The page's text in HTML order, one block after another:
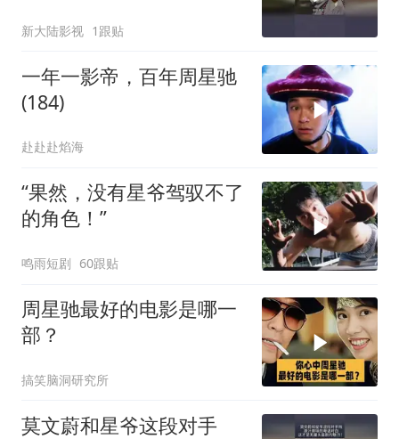
新大陆影视 1跟贴
一年一影帝，百年周星驰
(184)
赴赴赴焰海
“果然，没有星爷驾驭不了
的角色！”
鸣雨短剧 60跟贴
周星驰最好的电影是哪一
部？
搞笑脑洞研究所
莫文蔚和星爷这段对手